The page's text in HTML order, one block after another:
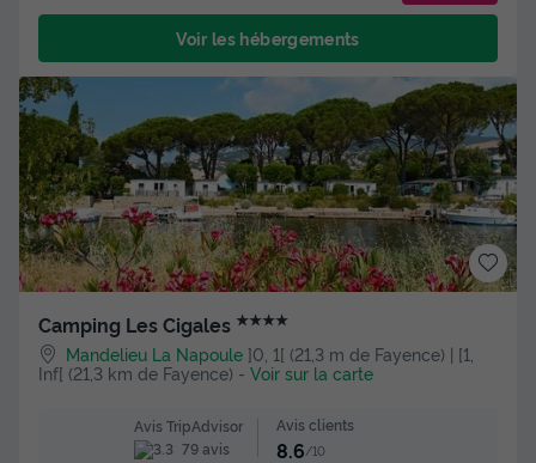
Voir les hébergements
Camping Les Cigales ★★★★
Mandelieu La Napoule ]0, 1[ (21,3 m de Fayence) | [1,
Inf[ (21,3 km de Fayence) - Voir sur la carte
Avis TripAdvisor
79 avis
Avis clients
8.6/10